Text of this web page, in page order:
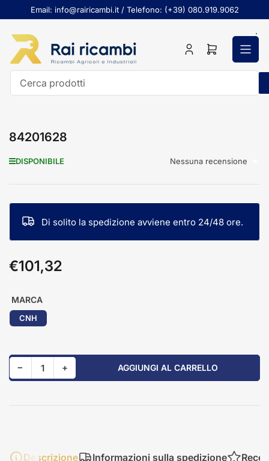
al
contenuto
Email: info@rairicambi.it / Telefono: (+39) 080.919.9062
AccediApri
84201628
DISPONIBILE Nessuna recensione
Di solito la spedizione avviene entro 24/48 ore.
Prezzo
standard
€101,32
MARCA
CNH
−Riduci quantità per 84201628
Quantità +Aumenta quantità per 84201628 AGGIUNGI AL CARRELLO
Descrizione Informazioni sulla spedizione